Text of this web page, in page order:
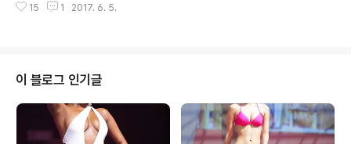
15 1 2017. 6. 5.
이 블로그 인기글